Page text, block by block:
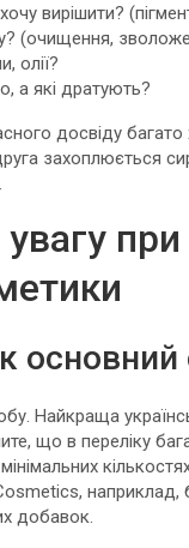
вирішити?
(очищення,
олії?
а які дратують?
досвіду багато
захоплюється
при
основний
Найкраща
що в переліку
добавок.